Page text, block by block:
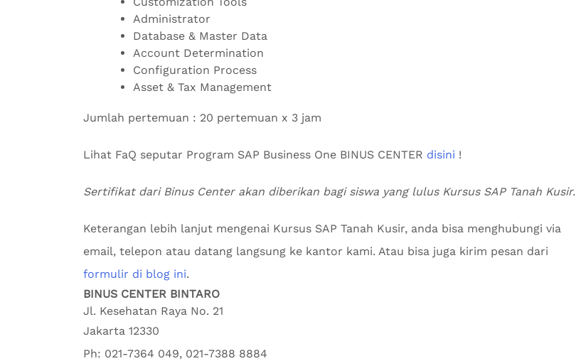
Administrator
Database & Master Data
Account Determination
Configuration Process
Asset & Tax Management
Jumlah pertemuan : 20 pertemuan x 3 jam
Lihat FaQ seputar Program SAP Business One BINUS CENTER disini !
Sertifikat dari Binus Center akan diberikan bagi siswa yang lulus Kursus SAP Tanah Kusir.
Keterangan lebih lanjut mengenai Kursus SAP Tanah Kusir, anda bisa menghubungi via
email, telepon atau datang langsung ke kantor kami. Atau bisa juga kirim pesan dari
formulir di blog ini.
BINUS CENTER BINTARO
Jl. Kesehatan Raya No. 21
Jakarta 12330
Ph: 021-7364 049, 021-7388 8884